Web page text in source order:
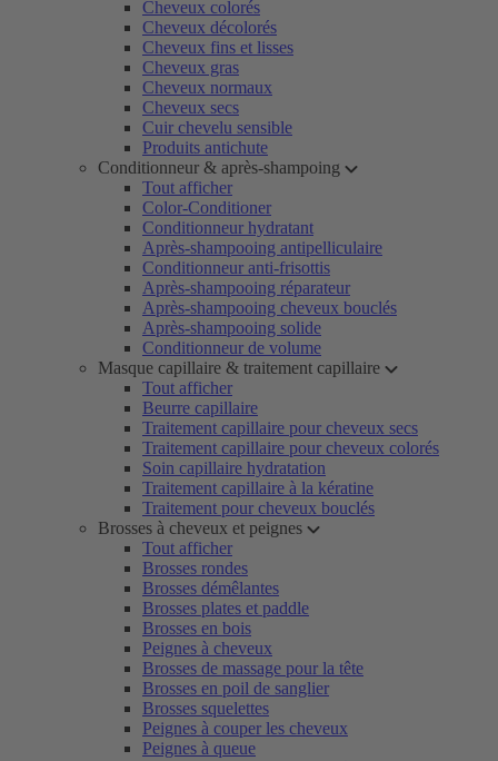
Cheveux colorés
Cheveux décolorés
Cheveux fins et lisses
Cheveux gras
Cheveux normaux
Cheveux secs
Cuir chevelu sensible
Produits antichute
Conditionneur & après-shampoing
Tout afficher
Color-Conditioner
Conditionneur hydratant
Après-shampooing antipelliculaire
Conditionneur anti-frisottis
Après-shampooing réparateur
Après-shampooing cheveux bouclés
Après-shampooing solide
Conditionneur de volume
Masque capillaire & traitement capillaire
Tout afficher
Beurre capillaire
Traitement capillaire pour cheveux secs
Traitement capillaire pour cheveux colorés
Soin capillaire hydratation
Traitement capillaire à la kératine
Traitement pour cheveux bouclés
Brosses à cheveux et peignes
Tout afficher
Brosses rondes
Brosses démêlantes
Brosses plates et paddle
Brosses en bois
Peignes à cheveux
Brosses de massage pour la tête
Brosses en poil de sanglier
Brosses squelettes
Peignes à couper les cheveux
Peignes à queue